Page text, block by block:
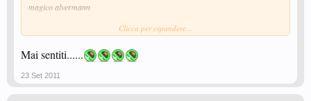
magico alvermann
Gianni e il magico Alverman - Johan En De Alverman - YouTube
Clicca per espandere...
Mai sentiti......
23 Set 2011